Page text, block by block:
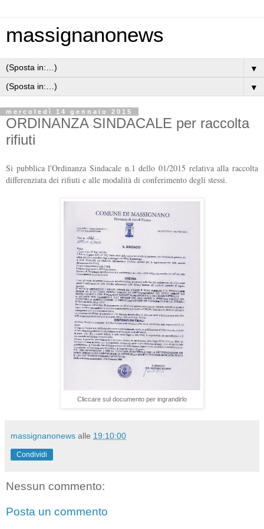
massignanonews
▼
▼
mercoledì 14 gennaio 2015
ORDINANZA SINDACALE per raccolta
rifiuti
Si pubblica l'Ordinanza Sindacale n.1 dello 01/2015 relativa alla raccolta
differenziata dei rifiuti e alle modalità di conferimento degli stessi.
Cliccare sul documento per ingrandirlo
massignanonews alle 19:10:00
Condividi
Nessun commento:
Posta un commento